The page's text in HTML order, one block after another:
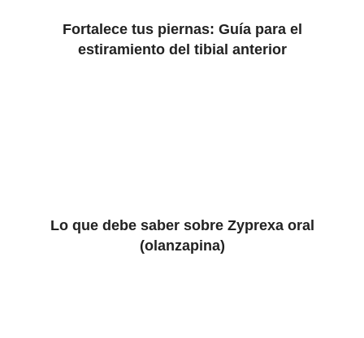
Fortalece tus piernas: Guía para el
estiramiento del tibial anterior
Lo que debe saber sobre Zyprexa oral
(olanzapina)